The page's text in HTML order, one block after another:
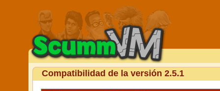
Compatibilidad de la versión 2.5.1